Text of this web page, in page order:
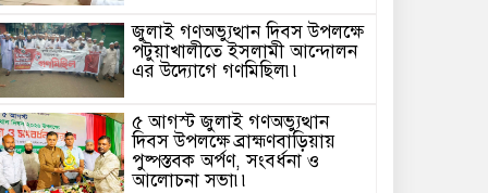
জুলাই গণঅভ্যুত্থান দিবস উপলক্ষে
পটুয়াখালীতে ইসলামী আন্দোলন
এর উদ্যোগে গণমিছিল৷৷
৫ আগস্ট জুলাই গণঅভ্যুত্থান
দিবস উপলক্ষে ব্রাহ্মণবাড়িয়ায়
পুষ্পস্তবক অর্পণ, সংবর্ধনা ও
আলোচনা সভা৷৷